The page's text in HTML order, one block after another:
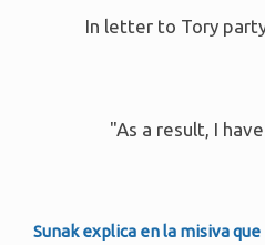
In letter to Tory
"As a result, I
Sunak explica en la misiva